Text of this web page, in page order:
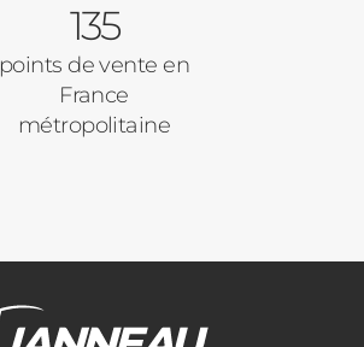
135
points de vente en
France
métropolitaine